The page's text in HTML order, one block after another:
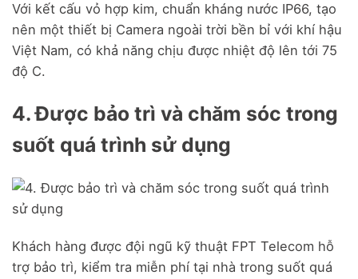
Với kết cấu vỏ hợp kim, chuẩn kháng nước IP66, tạo
nên một thiết bị Camera ngoài trời bền bỉ với khí hậu
Việt Nam, có khả năng chịu được nhiệt độ lên tới 75
độ C.
4. Được bảo trì và chăm sóc trong
suốt quá trình sử dụng
Khách hàng được đội ngũ kỹ thuật FPT Telecom hỗ
trợ bảo trì, kiểm tra miễn phí tại nhà trong suốt quá